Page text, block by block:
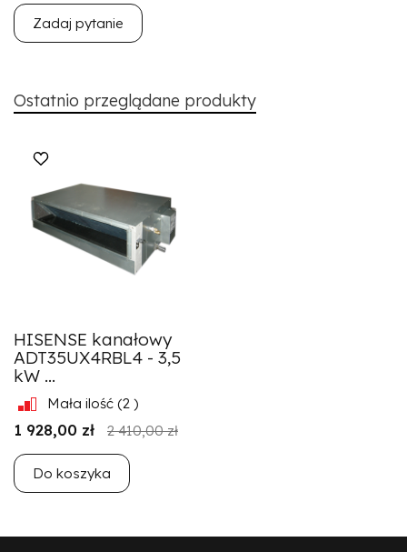
Zadaj pytanie
Ostatnio przeglądane produkty
HISENSE kanałowy
ADT35UX4RBL4 - 3,5
kW ...
Mała ilość (2 )
1 928,00 zł 2 410,00 zł
Do koszyka